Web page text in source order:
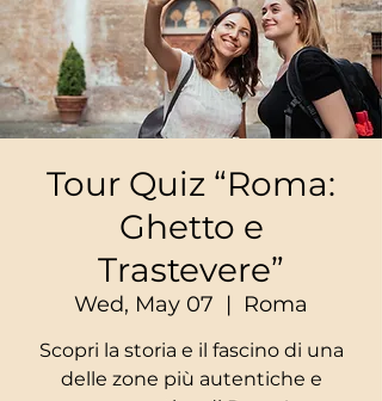
Tour Quiz “Roma:
Ghetto e
Trastevere”
Wed, May 07
  |
Roma
Scopri la storia e il fascino di una
delle zone più autentiche e